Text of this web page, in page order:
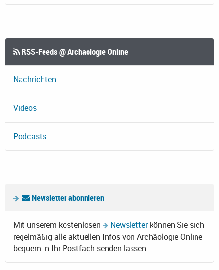
RSS-Feeds @ Archäologie Online
Nachrichten
Videos
Podcasts
Newsletter abonnieren
Mit unserem kostenlosen Newsletterkönnen Sie sich
regelmäßig alle aktuellen Infos von Archäologie Online
bequem in Ihr Postfach senden lassen.